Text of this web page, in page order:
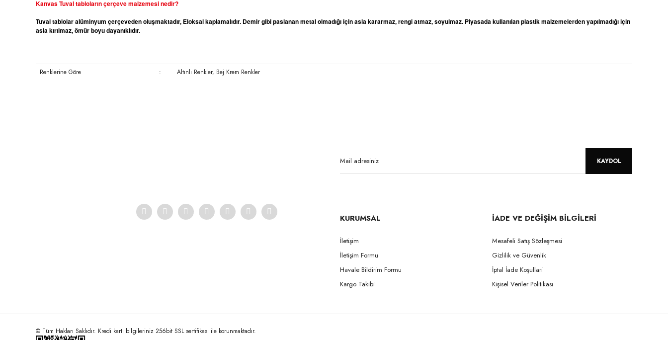
KanvasTuval tabloların çerçeve malzemesi nedir?
Tuval tablolar alüminyum çerçeveden oluşmaktadır, Eloksal kaplamalıdır. Demir gibi paslanan metal olmadığı için asla kararmaz, rengi atmaz, soyulmaz. Piyasada kullanılan plastik malzemelerden yapılmadığı için
asla kırılmaz, ömür boyu dayanıklıdır.
Renklerine Göre : Altınlı Renkler, Bej Krem Renkler
KAYDOL
KURUMSAL
İletişim
İletişim Formu
Havale Bildirim Formu
Kargo Takibi
İADE VE DEĞİŞİM BİLGİLERİ
Mesafeli Satış Sözleşmesi
Gizlilik ve Güvenlik
İptal İade Koşullari
Kişisel Veriler Politikası
© Tüm Hakları Saklıdır. Kredi kartı bilgileriniz 256bit SSL sertifikası ile korunmaktadır.